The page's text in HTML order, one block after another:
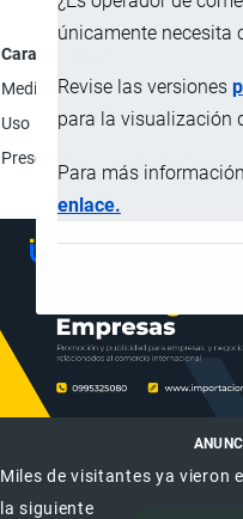
únicamente necesita
Revise las versiones
para la visualización
Para más
enlace.
Característica
Medidas
20.50 x 14 cm
Uso
Libro de lectura
Presentación
Miles de visitantes ya vieron
la siguiente